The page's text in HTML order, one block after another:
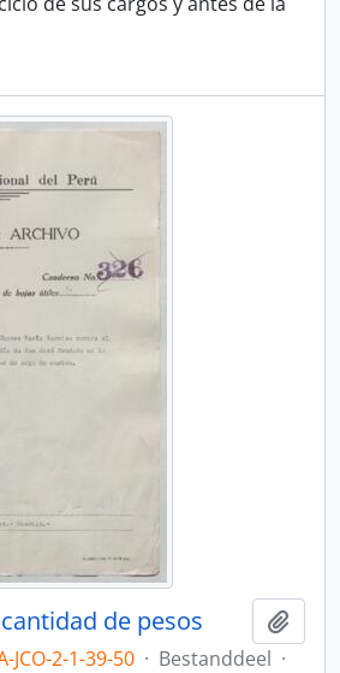
de pesos
JCO-2-1-39-50 · Bestanddeel ·